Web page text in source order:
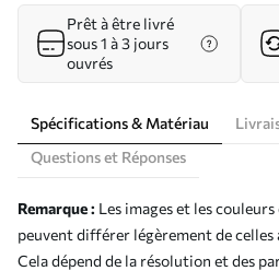
Prêt à être livré
sous 1 à 3 jours
ouvrés
Spécifications & Matériau
Questions et Réponses
Remarque : Les images et les
peuvent différer légèrement de celles
Cela dépend de la résolution et des